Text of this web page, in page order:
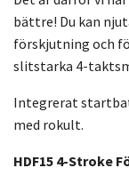
bättre! Du kan
förskjutning och
slitstarka 4-
Integrerat
med rokult.
HDF15 4-Stroke